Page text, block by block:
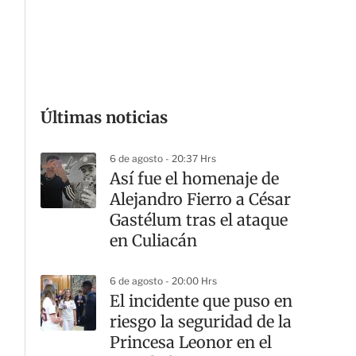
Últimas noticias
6 de agosto - 20:37 Hrs
Así fue el homenaje de
Alejandro Fierro a César
Gastélum tras el ataque
en Culiacán
6 de agosto - 20:00 Hrs
El incidente que puso en
riesgo la seguridad de la
Princesa Leonor en el